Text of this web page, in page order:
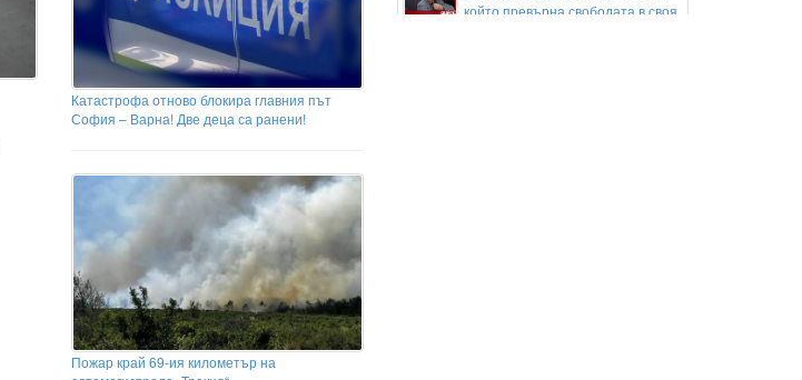
Катастрофа отново блокира главния път
София – Варна! Две деца са ранени!
Пожар край 69-ия километър на
който превърна свободата в своя